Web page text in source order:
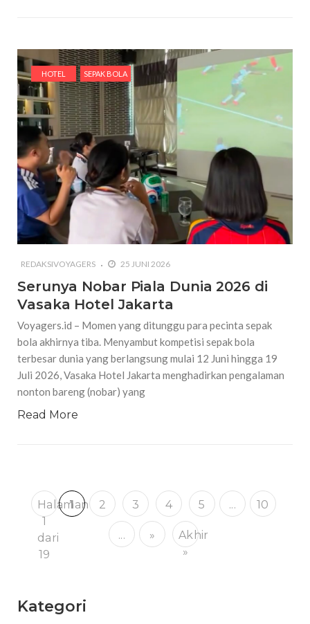
HOTEL SEPAK BOLA
REDAKSIVOYAGERS 25 JUNI 2026
Serunya Nobar Piala Dunia 2026 di
Vasaka Hotel Jakarta
Voyagers.id – Momen yang ditunggu para pecinta sepak
bola akhirnya tiba. Menyambut kompetisi sepak bola
terbesar dunia yang berlangsung mulai 12 Juni hingga 19
Juli 2026, Vasaka Hotel Jakarta menghadirkan pengalaman
nonton bareng (nobar) yang
Read More
Halaman
1
dari
19
1 2 3 4 5 ... 10
... »
Akhir
»
Kategori